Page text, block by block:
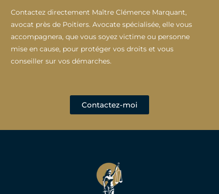
Contactez directement Maître Clémence Marquant,
avocat près de Poitiers. Avocate spécialisée, elle vous
accompagnera, que vous soyez victime ou personne
mise en cause, pour protéger vos droits et vous
conseiller sur vos démarches.
Contactez-moi